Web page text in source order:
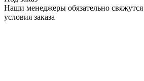
Наши менеджеры обязательно
условия заказа